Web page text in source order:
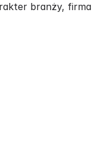
branży, firma